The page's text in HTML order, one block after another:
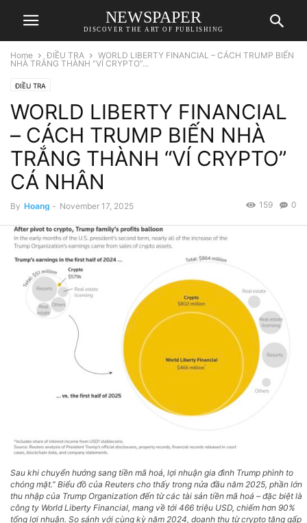
NEWSPAPER
DISCOVER THE ART OF PUBLISHING
Home ĐIỀU TRA
WORLD LIBERTY FINANCIAL – CÁCH TRUMP BIẾN
NHÀ TRẮNG THÀNH “VÍ CRYPTO”...
ĐIỀU TRA
WORLD LIBERTY FINANCIAL
– CÁCH TRUMP BIẾN NHÀ
TRẮNG THÀNH “VÍ CRYPTO”
CÁ NHÂN
By Hoang - November 17, 2025 0
159
Sau khi chuyển hướng sang tiền mã hoá, lợi nhuận gia đình Trump phình to
chóng mặt.” Biểu đồ của Reuters cho thấy trong nửa đầu năm 2025, phần lớn
thu nhập của Trump Organization đến từ các tài sản tiền mã hoá – đặc biệt là
công ty World Liberty Financial, mang về tới 466 triệu USD, chiếm hơn 90%
tổng lợi nhuận. So sánh với cùng kỳ năm 2024, doanh thu từ crypto tăng gấp